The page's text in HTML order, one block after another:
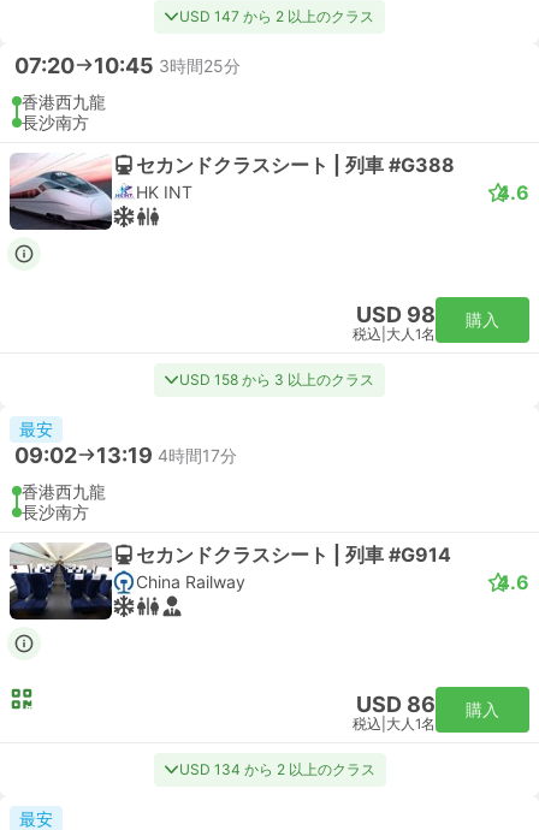
USD 147 から 2 以上のクラス
07:20 10:45 3時間25分
香港西九龍
長沙南方
セカンドクラスシート | 列車 #G388
HK INT 4.6
USD 98
税込 大人1名
購入
USD 158 から 3 以上のクラス
最安
09:02 13:19 4時間17分
香港西九龍
長沙南方
セカンドクラスシート | 列車 #G914
China Railway 4.6
USD 86
税込 大人1名
購入
USD 134 から 2 以上のクラス
最安